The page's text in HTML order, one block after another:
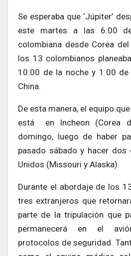
Se esperaba que ‘Júpiter’
este martes a las 6:00
colombiana desde Corea
los 13 colombianos
10:00 de la noche y 1:00 de
China.
De esta manera, el equipo
está en Incheon (Corea
domingo, luego de haber
pasado sábado y hacer dos
Unidos (Missouri y Alaska).
Durante el abordaje de los
tres extranjeros que
parte de la tripulación que
permanecerá en el
protocolos de seguridad.